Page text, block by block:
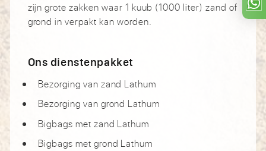
zijn grote zakken waar 1 kuub (1000 liter) zand of
grond in verpakt kan worden.
Ons dienstenpakket
Bezorging van zand Lathum
Bezorging van grond Lathum
Bigbags met zand Lathum
Bigbags met grond Lathum